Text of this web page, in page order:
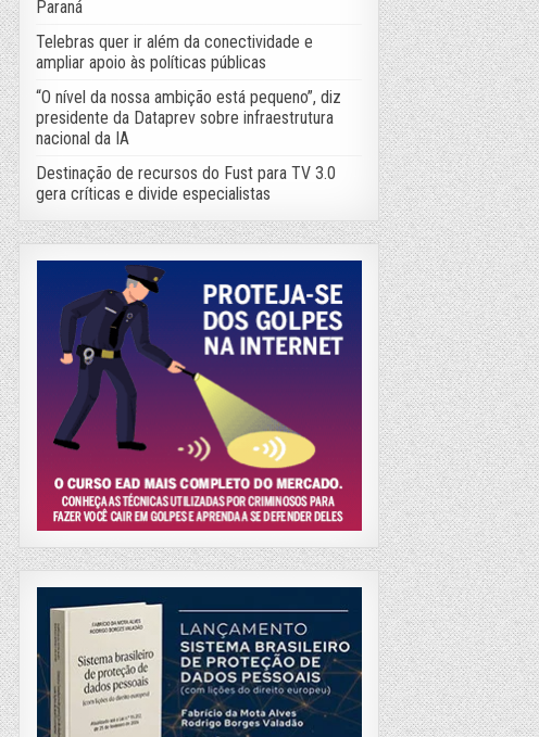
Paraná
Telebras quer ir além da conectividade e
ampliar apoio às políticas públicas
“O nível da nossa ambição está pequeno”, diz
presidente da Dataprev sobre infraestrutura
nacional da IA
Destinação de recursos do Fust para TV 3.0
gera críticas e divide especialistas